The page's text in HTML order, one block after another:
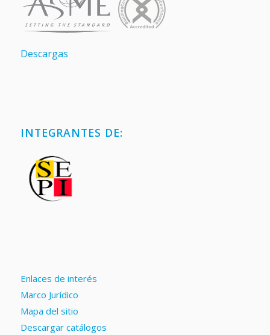
Descargas
INTEGRANTES DE:
Enlaces de interés
Marco Jurídico
Mapa del sitio
Descargar catálogos